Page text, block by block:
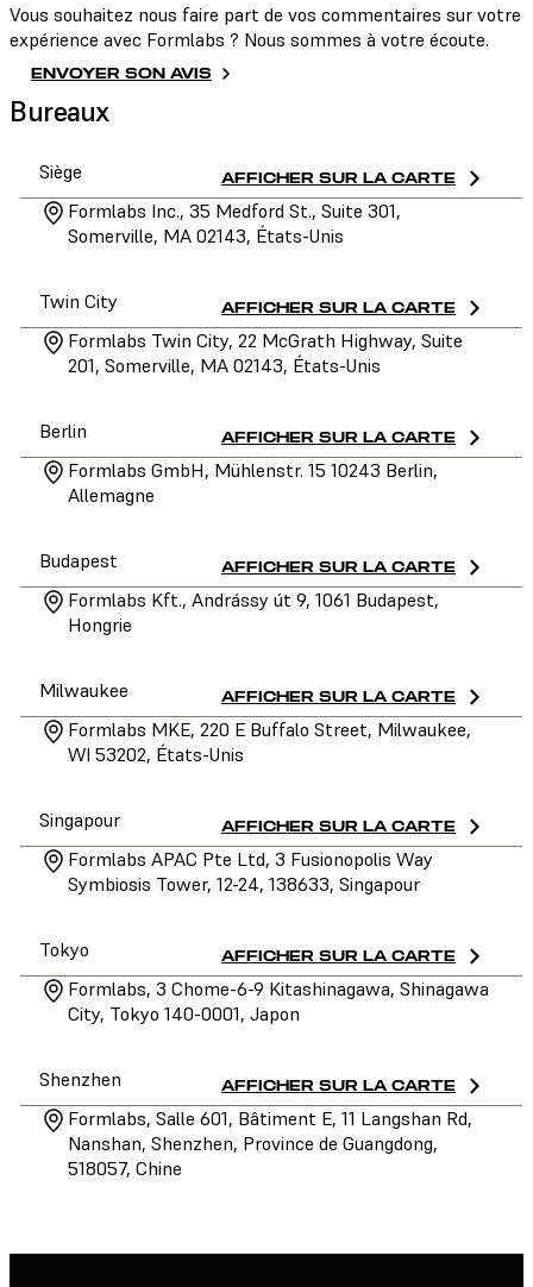
Vous souhaitez nous faire part de vos commentaires sur votre
expérience avec Formlabs ? Nous sommes à votre écoute.
ENVOYER SON AVIS
Bureaux
Siège AFFICHER SUR LA CARTE
Formlabs Inc., 35 Medford St., Suite 301,
Somerville, MA 02143, États-Unis
Twin City AFFICHER SUR LA CARTE
Formlabs Twin City, 22 McGrath Highway, Suite
201, Somerville, MA 02143, États-Unis
Berlin AFFICHER SUR LA CARTE
Formlabs GmbH, Mühlenstr. 15 10243 Berlin,
Allemagne
Budapest AFFICHER SUR LA CARTE
Formlabs Kft., Andrássy út 9, 1061 Budapest,
Hongrie
Milwaukee AFFICHER SUR LA CARTE
Formlabs MKE, 220 E Buffalo Street, Milwaukee,
WI 53202, États-Unis
Singapour AFFICHER SUR LA CARTE
Formlabs APAC Pte Ltd, 3 Fusionopolis Way
Symbiosis Tower, 12-24, 138633, Singapour
Tokyo AFFICHER SUR LA CARTE
Formlabs, 3 Chome-6-9 Kitashinagawa, Shinagawa
City, Tokyo 140-0001, Japon
Shenzhen AFFICHER SUR LA CARTE
Formlabs, Salle 601, Bâtiment E, 11 Langshan Rd,
Nanshan, Shenzhen, Province de Guangdong,
518057, Chine